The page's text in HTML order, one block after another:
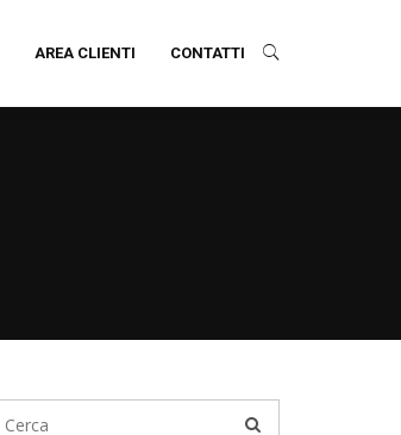
AREA CLIENTI CONTATTI